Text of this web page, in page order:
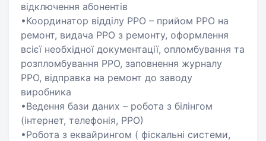
відключення абонентів
•Координатор відділу РРО – прийом РРО на
ремонт, видача РРО з ремонту, оформлення
всієї необхідної документації, опломбування та
розпломбування РРО, заповнення журналу
РРО, відправка на ремонт до заводу
виробника
•Ведення бази даних – робота з білінгом
(інтернет, телефонія, РРО)
•Робота з еквайрингом ( фіскальні системи,